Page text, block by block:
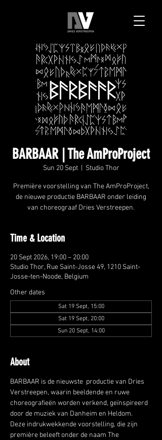
BARBAAR | The AmProProject
Sun 20 Sept
  |
Studio Thor
Première voorstelling van The AmProProject,
de nieuwe productie BARBAAR onder leiding
van choreograaf Dries Verstreepen.
Time & Location
20 Sept 2026, 19:00 – 20:00
Studio Thor, Rue Saint-Josse 49, 1210 Saint-
Josse-ten-Noode, Belgium
Other dates
Sat 19 Sept, 15:00
Sat 19 Sept, 20:00
Sun 20 Sept, 14:00
About
BARBAAR is de nieuwste  productie van Dries
Verstreepen, waarin beeldende en ruwe
choreografieën worden verkend, geïnspireerd
door de muziek van Danheim en Heldom.
Deze indrukwekkende voorstelling, die zijn
première beleeft onder de naam The